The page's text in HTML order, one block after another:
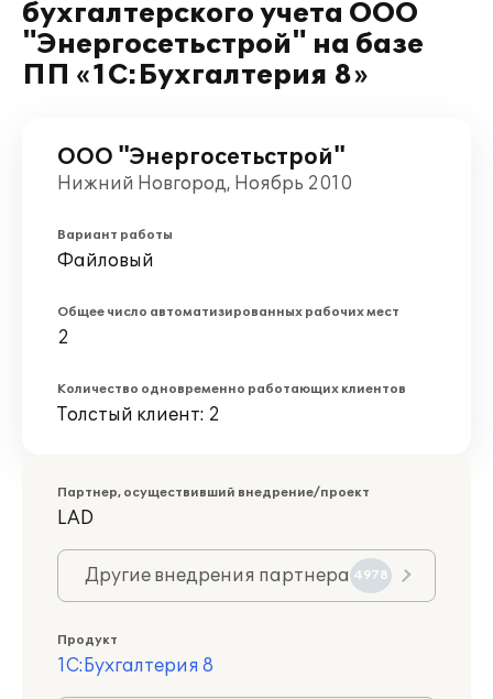
бухгалтерского учета ООО
"Энергосетьстрой" на базе
ПП «1С:Бухгалтерия 8»
ООО "Энергосетьстрой"
Нижний Новгород, Ноябрь 2010
Вариант работы
Файловый
Общее число автоматизированных рабочих мест
2
Количество одновременно работающих клиентов
Толстый клиент: 2
Партнер, осуществивший внедрение/проект
LAD
Другие внедрения партнера 4978
Продукт
1С:Бухгалтерия 8